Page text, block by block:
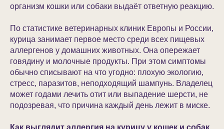
организм кошки или собаки выдаёт ответную реакцию.
По статистике ветеринарных клиник Европы и России,
курица занимает первое место среди всех пищевых
аллергенов у домашних животных. Она опережает
говядину и молочные продукты. При этом симптомы
обычно списывают на что угодно: плохую экологию,
стресс, паразитов, неподходящий шампунь. Владелец
может годами лечить отит или выпадение шерсти, не
подозревая, что причина каждый день лежит в миске.
Как выглядит аллергия на курицу у кошек и собак